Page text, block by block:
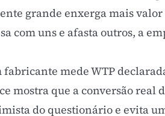
grande enxerga mais
com uns e afasta outros, a
fabricante mede WTP
mostra que a conversão real
do questionário e evita